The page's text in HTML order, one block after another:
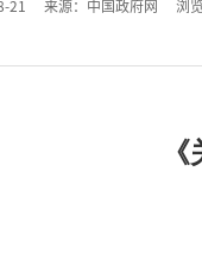
21 来源：中国政府网 浏